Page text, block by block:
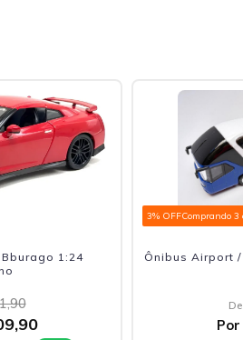
1:24
3% OFFComprando 3
Ônibus Airport /
De
Por